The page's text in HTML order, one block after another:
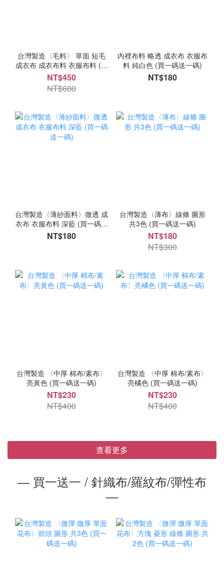
台灣製造〈毛料〉 單面 短毛
成衣布 成衣布料 衣服布料 (買
一碼送一碼)
NT$450
NT$600
內裡布料 略透 成衣布 衣服布
料 純白色 (買一碼送一碼)
NT$180
台灣製造〈薄紗面料〉微透 成
衣布 衣服布料 深藍 (買一碼送
一碼)
NT$180
台灣製造〈薄布〉線條 圖形
共3色 (買一碼送一碼)
NT$180
NT$300
台灣製造 〈中厚 棉布/素布〉
亮黃色 (買一碼送一碼)
NT$230
NT$400
台灣製造 〈中厚 棉布/素布〉
亮橘色 (買一碼送一碼)
NT$230
NT$400
查看更多
― 買一送一 / 針織布/羅紋布/彈性布
―